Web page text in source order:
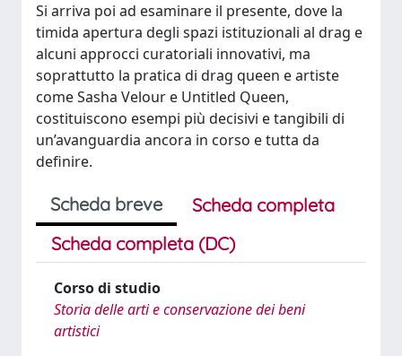
Si arriva poi ad esaminare il presente, dove la
timida apertura degli spazi istituzionali al drag e
alcuni approcci curatoriali innovativi, ma
soprattutto la pratica di drag queen e artiste
come Sasha Velour e Untitled Queen,
costituiscono esempi più decisivi e tangibili di
un’avanguardia ancora in corso e tutta da
definire.
Scheda breve
Scheda completa
Scheda completa (DC)
Corso di studio
Storia delle arti e conservazione dei beni
artistici